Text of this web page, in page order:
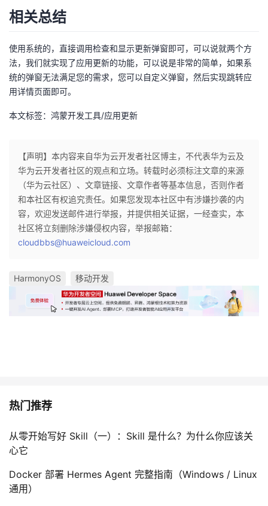
相关总结
使用系统的，直接调用检查和显示更新弹窗即可，可以说就两个方
法，我们就实现了应用更新的功能，可以说是非常的简单，如果系
统的弹窗无法满足您的需求，您可以自定义弹窗，然后实现跳转应
用详情页面即可。
本文标签：鸿蒙开发工具/应用更新
【声明】本内容来自华为云开发者社区博主，不代表华为云及
华为云开发者社区的观点和立场。转载时必须标注文章的来源
（华为云社区）、文章链接、文章作者等基本信息，否则作者
和本社区有权追究责任。如果您发现本社区中有涉嫌抄袭的内
容，欢迎发送邮件进行举报，并提供相关证据，一经查实，本
社区将立刻删除涉嫌侵权内容，举报邮箱：
cloudbbs@huaweicloud.com
HarmonyOS 移动开发
热门推荐
从零开始写好 Skill（一）：Skill 是什么？为什么你应该关
心它
Docker 部署 Hermes Agent 完整指南（Windows / Linux
通用）